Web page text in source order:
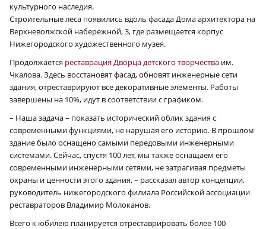
культурного наследия.
Строительные леса появились вдоль фасада Дома архитектора на
Верхневолжской набережной, 3, где размещается корпус
Нижегородского художественного музея.
Продолжается реставрация Дворца детского творчества им.
Чкалова. Здесь восстановят фасад, обновят инженерные сети
здания, отреставрируют все декоративные элементы. Работы
завершены на 10%, идут в соответствии с графиком.
– Наша задача – показать исторический облик здания с
современными функциями, не нарушая его историю. В прошлом
здание было оснащено самыми передовыми инженерными
системами. Сейчас, спустя 100 лет, мы также оснащаем его
современными инженерными сетями, не затрагивая предметы
охраны и ценности этого здания, – рассказал автор концепции,
руководитель нижегородского филиала Российской ассоциации
реставраторов Владимир Молоканов.
Всего к юбилею планируется отреставрировать более 100